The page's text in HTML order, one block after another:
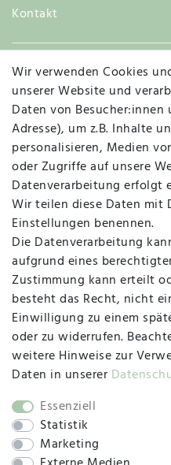
Kontakt
Vertrag
MAPALI VOR ORT
Herzogstraße 10
47533 Kleve
Montag, Dienstag,
09:00 Uhr bis 13:00 Uhr
Mittwoch
09:00 Uhr bis 12:00 Uhr
SOCIAL
Wir verwenden Cookies
unserer Website und
Daten von Besucher:innen
Adresse), um z.B. Inhalte
personalisieren, Medien
oder Zugriffe auf unsere
Datenverarbeitung erfolgt
Wir teilen diese Daten mit
Einstellungen benennen.
Die Datenverarbeitung
aufgrund eines
Zustimmung kann erteilt
besteht das Recht, nicht
Einwilligung zu einem
oder zu widerrufen.
weitere Hinweise zur
Daten in unserer
Essenziell
Statistik
Marketing